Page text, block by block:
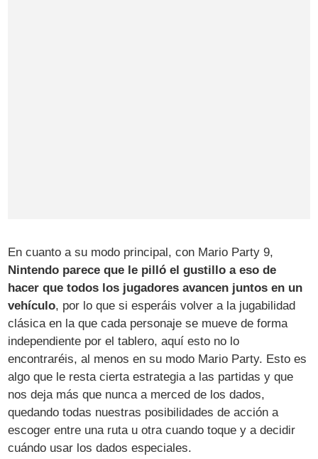
En cuanto a su modo principal, con Mario Party 9,
Nintendo parece que le pilló el gustillo a eso de
hacer que todos los jugadores avancen juntos en un
vehículo, por lo que si esperáis volver a la jugabilidad
clásica en la que cada personaje se mueve de forma
independiente por el tablero, aquí esto no lo
encontraréis, al menos en su modo Mario Party. Esto es
algo que le resta cierta estrategia a las partidas y que
nos deja más que nunca a merced de los dados,
quedando todas nuestras posibilidades de acción a
escoger entre una ruta u otra cuando toque y a decidir
cuándo usar los dados especiales.